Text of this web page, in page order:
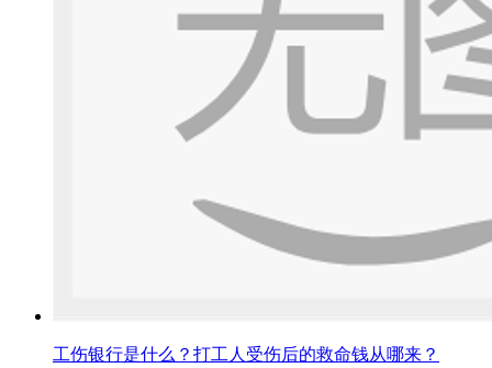
工伤银行是什么？打工人受伤后的救命钱从哪来？